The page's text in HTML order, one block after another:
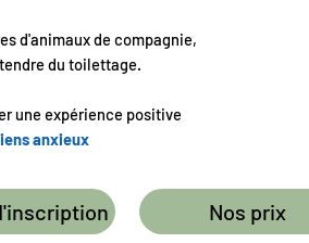
d'animaux de compagnie,
du toilettage.
une expérience positive
anxieux
Nos prix